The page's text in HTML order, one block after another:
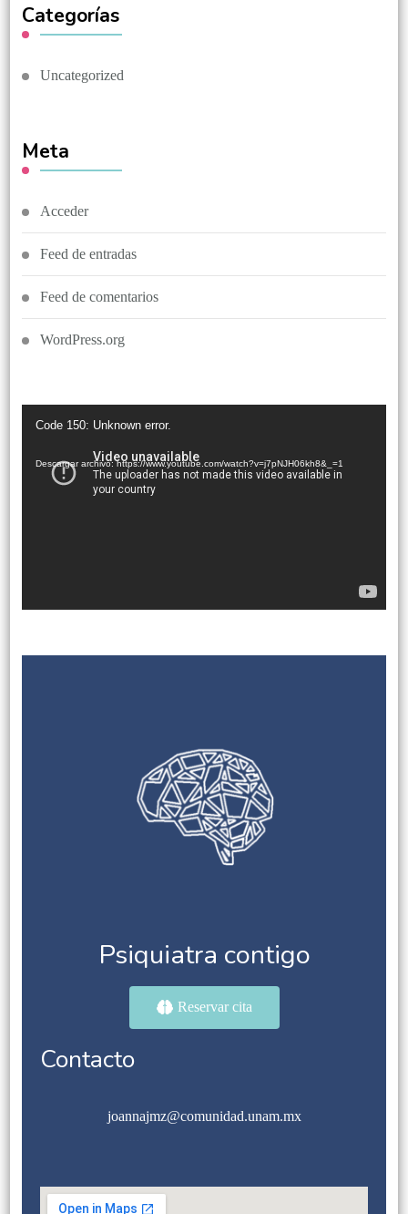
Categorías
Uncategorized
Meta
Acceder
Feed de entradas
Feed de comentarios
WordPress.org
vídeo
Code 150: Unknown error.
Descargar archivo: https://www.youtube.com/watch?v=j7pNJH06kh8&_=1
Psiquiatra contigo
Reservar cita
Contacto
joannajmz@comunidad.unam.mx